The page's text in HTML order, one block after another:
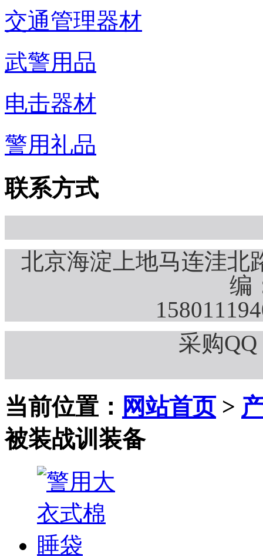
交通管理器材
武警用品
电击器材
警用礼品
联系方式
北京海淀上地马连洼北
编
采购QQ
当前位置： 网站首页>
被装战训装备